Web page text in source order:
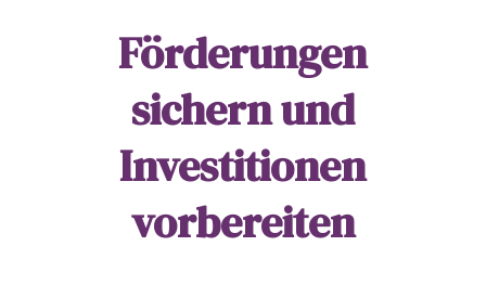
Förderungen
sichern und
Investitionen
vorbereiten